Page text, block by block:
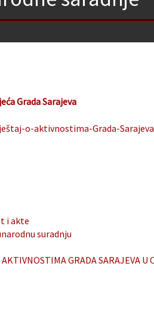
Grada Sarajeva
o-aktivnostima-Grada-
i akte
suradnju
GRADA SARAJEVA